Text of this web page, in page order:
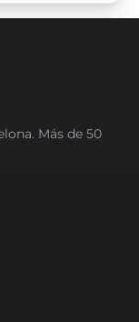
Más de 50